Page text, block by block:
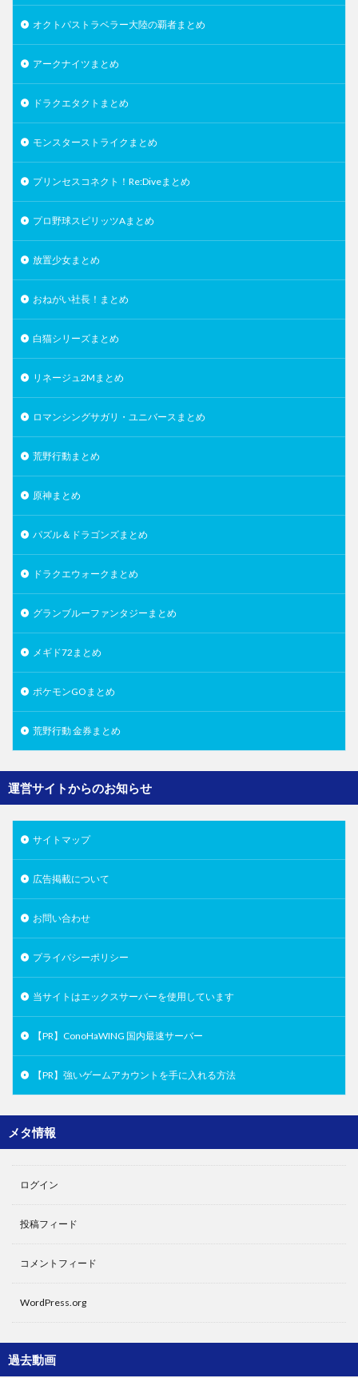
オクトパストラベラー大陸の覇者まとめ
アークナイツまとめ
ドラクエタクトまとめ
モンスターストライクまとめ
プリンセスコネクト！Re:Diveまとめ
プロ野球スピリッツAまとめ
放置少女まとめ
おねがい社長！まとめ
白猫シリーズまとめ
リネージュ2Mまとめ
ロマンシングサガリ・ユニバースまとめ
荒野行動まとめ
原神まとめ
パズル＆ドラゴンズまとめ
ドラクエウォークまとめ
グランブルーファンタジーまとめ
メギド72まとめ
ポケモンGOまとめ
荒野行動 金券まとめ
運営サイトからのお知らせ
サイトマップ
広告掲載について
お問い合わせ
プライバシーポリシー
当サイトはエックスサーバーを使用しています
【PR】ConoHaWING 国内最速サーバー
【PR】強いゲームアカウントを手に入れる方法
メタ情報
ログイン
投稿フィード
コメントフィード
WordPress.org
過去動画